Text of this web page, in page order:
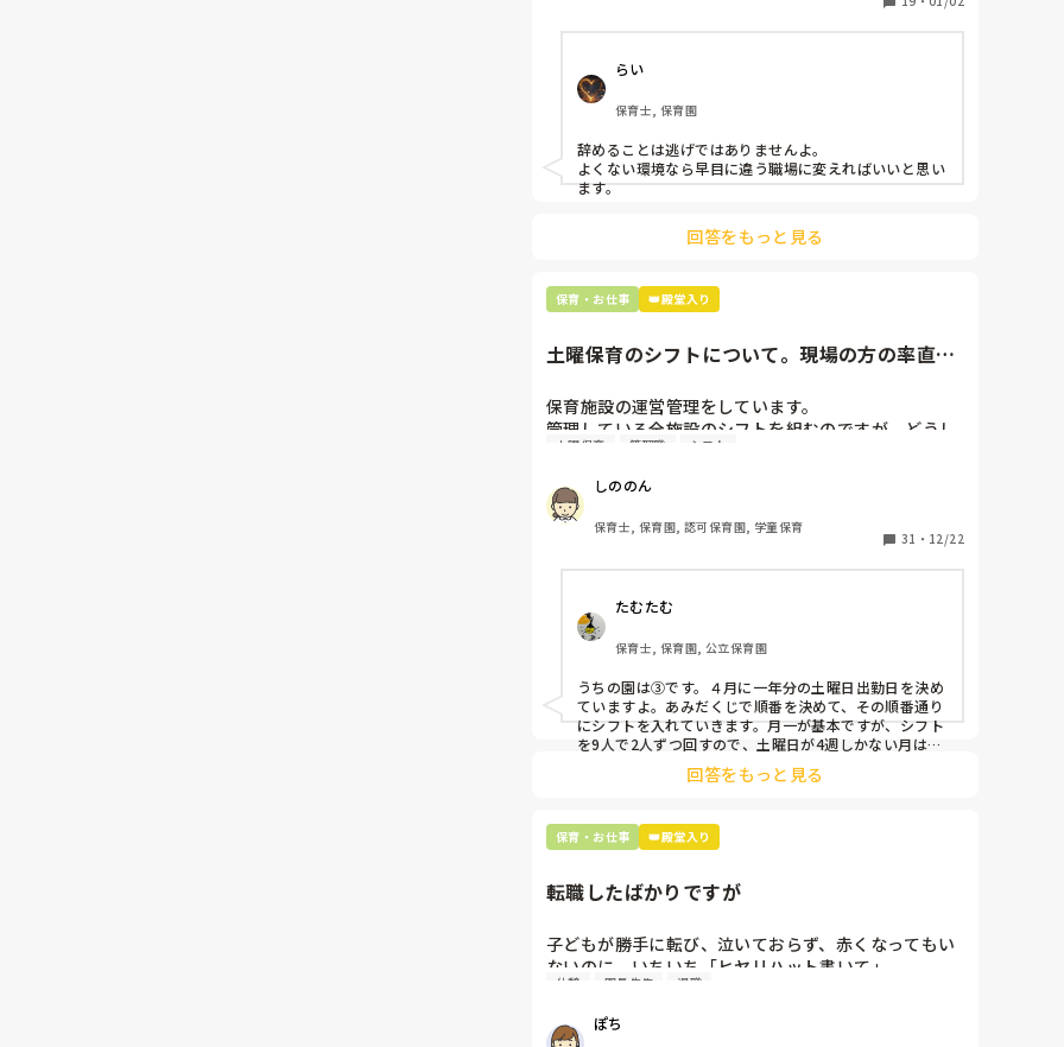
子どもの前でも
仕方ないよね
もう何も言わずに
子どもの言いなりになればいいんだね
などいう意見で…
上の先生に相談することは難しそうです。
正直苦しい。
辞めることは逃げ、と、過去辞めた人も何年も言われ
続けています
らい
保育士, 保育園
辞めることは逃げではありませんよ。
よくない環境なら早目に違う職場に変えればいいと思い
ます。
回答をもっと見る
保育・お仕事 👑殿堂入り
土曜保育のシフトについて。現場の方の率直な
保育施設の運営管理をしています。
管理している全施設のシフトを組むのですが、どうし
ても土曜保育だけは入れる方が少なく、いつも苦労し
応募の段階では皆、月1〜2回の土曜出勤があることに
同意して入職しているはずですが、いざ勤務が始まる
と一日も土曜出勤が出来ない方ばかりです。
①土曜日の希望休は2日まで、と制限をかける
②毎月、必ず土曜保育に入ることのできる日を1日だ
けピックアップしてもらう
③仮シフトが出た時、土曜出勤が難しければ自身で代
わりの人を交渉して見つけてもらう
上記のいずれかの対策を取り入れることを考えていま
土曜保育 管理職 シフト
しののん
保育士, 保育園, 認可保育園, 学童保育
31 ・ 12/22
たむたむ
保育士, 保育園, 公立保育園
うちの園は③です。４月に一年分の土曜日出勤日を決め
ていますよ。あみだくじで順番を決めて、その順番通り
にシフトを入れていきます。月一が基本ですが、シフト
を9人で2人ずつ回すので、土曜日が4週しかない月は無
しの時もありますよ。その土曜日が出られない人は、同
じシフト時間の人と自分で交代して貰い、主任に報告し
回答をもっと見る
保育・お仕事 👑殿堂入り
転職したばかりですが
子どもが勝手に転び、泣いておらず、赤くなってもい
ないのに、いちいち「ヒヤリハット書いて」
と書かされ
休憩時間に書くしかなく、辛いです
（そう言う本人は書かない）
休憩 園長先生 退職
ぽち